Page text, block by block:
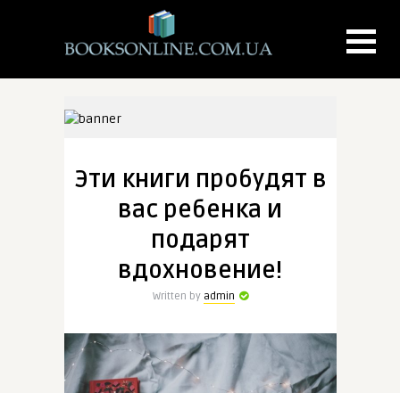
Эти книги пробудят в
вас ребенка и
подарят
вдохновение!
Written by admin